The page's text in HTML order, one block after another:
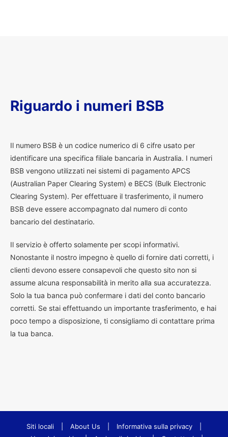
Riguardo i numeri BSB
Il numero BSB è un codice numerico di 6 cifre usato per
identificare una specifica filiale bancaria in Australia. I numeri
BSB vengono utilizzati nei sistemi di pagamento APCS
(Australian Paper Clearing System) e BECS (Bulk Electronic
Clearing System). Per effettuare il trasferimento, il numero
BSB deve essere accompagnato dal numero di conto
bancario del destinatario.
Il servizio è offerto solamente per scopi informativi.
Nonostante il nostro impegno è quello di fornire dati corretti, i
clienti devono essere consapevoli che questo sito non si
assume alcuna responsabilità in merito alla sua accuratezza.
Solo la tua banca può confermare i dati del conto bancario
corretti. Se stai effettuando un importante trasferimento, e hai
poco tempo a disposizione, ti consigliamo di contattare prima
la tua banca.
Siti locali About Us Informativa sulla privacy